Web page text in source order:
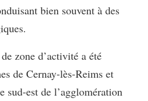
bien souvent à des
zone d’activité a été
de Cernay-lès-Reims et
est de l’agglomération